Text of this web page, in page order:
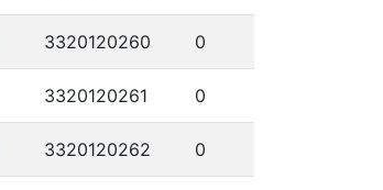
3320120260 0
3320120261 0
3320120262 0